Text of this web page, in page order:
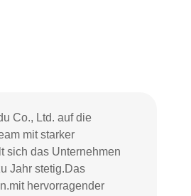
Co., Ltd. auf die
mit starker
sich das Unternehmen
Jahr stetig.Das
hervorragender